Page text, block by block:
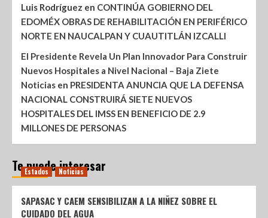
Luis Rodríguez en CONTINÚA GOBIERNO DEL
EDOMÉX OBRAS DE REHABILITACIÓN EN PERIFÉRICO
NORTE EN NAUCALPAN Y CUAUTITLÁN IZCALLI
El Presidente Revela Un Plan Innovador Para Construir
Nuevos Hospitales a Nivel Nacional – Baja Ziete
Noticias en PRESIDENTA ANUNCIA QUE LA DEFENSA
NACIONAL CONSTRUIRÁ SIETE NUEVOS
HOSPITALES DEL IMSS EN BENEFICIO DE 2.9
MILLONES DE PERSONAS
Te puede interesar
Estados Noticias
SAPASAC Y CAEM SENSIBILIZAN A LA NIÑEZ SOBRE EL
CUIDADO DEL AGUA